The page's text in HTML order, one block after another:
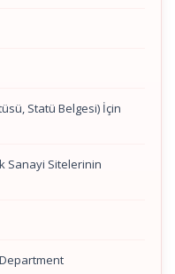
Statü Belgesi) İçin
Sanayi Sitelerinin